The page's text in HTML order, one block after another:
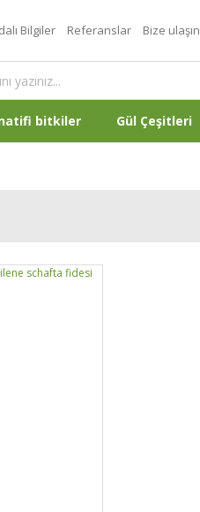
Bilgiler Referanslar Bize ulaşın
bitkiler Gül Çeşitleri